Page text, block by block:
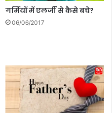
गर्मियों में एलर्जी से कैसे बचे?
06/06/2017